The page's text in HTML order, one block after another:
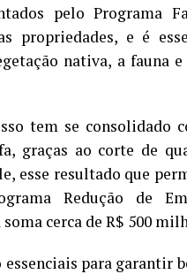
pelo Programa
propriedades, e é
nativa, a fauna
tem se consolidado
graças ao corte de
esse resultado que
Redução de
cerca de R$ 500
essenciais para garantir